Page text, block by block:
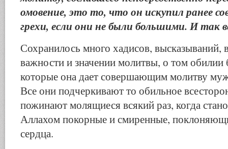
омовение, это то, что он искупил ранее
грехи, если они не были большими. И так
Сохранилось много хадисов, высказываний,
важности и значении молитвы, о том обилии
которые она дает совершающим молитву
Все они подчеркивают то обильное
пожинают молящиеся всякий раз, когда
Аллахом покорные и смиренные,
сердца.